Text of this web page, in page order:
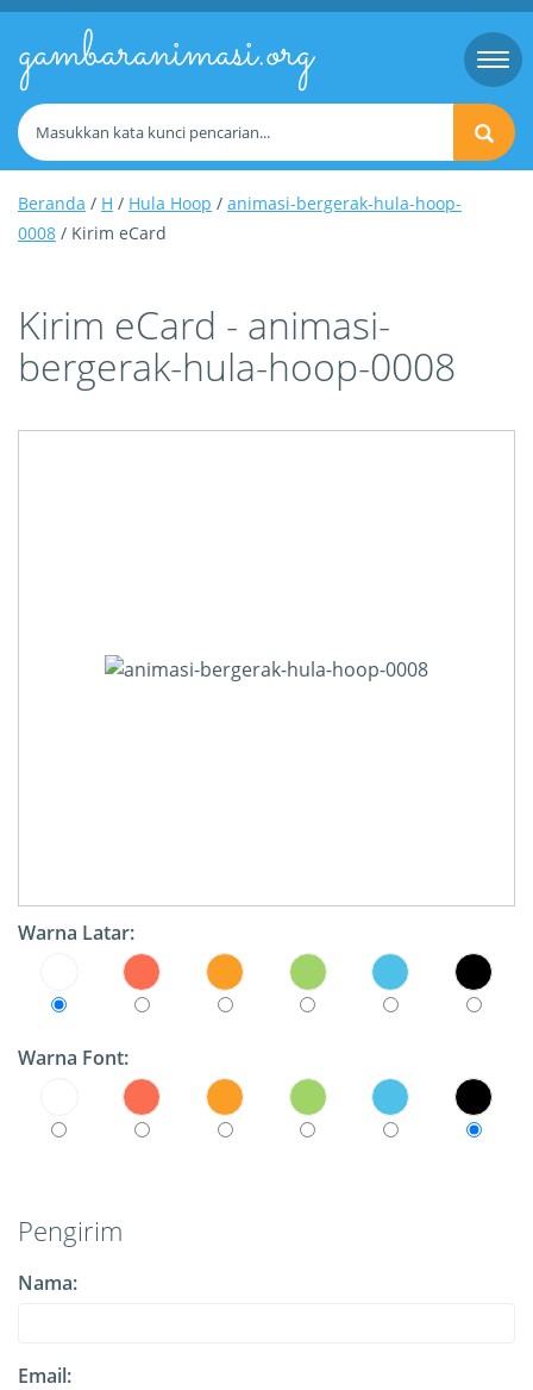
gambaranimasi.org
Beranda / H / Hula Hoop / animasi-bergerak-hula-hoop-
0008 / Kirim eCard
Kirim eCard - animasi-
bergerak-hula-hoop-0008
Warna Latar:
Warna Font:
Pengirim
Nama:
Email: